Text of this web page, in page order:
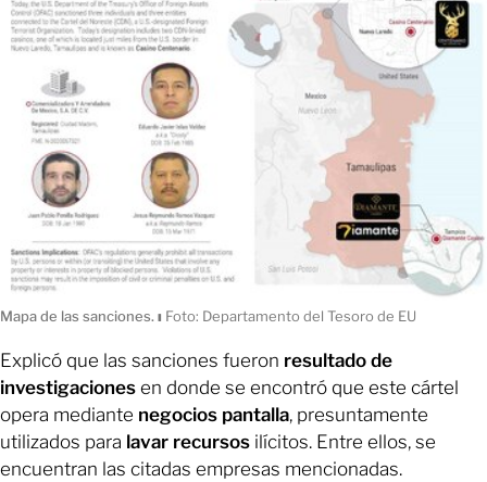
Mapa de las sanciones. ı Foto: Departamento del Tesoro de EU
Explicó que las sanciones fueron resultado de
investigaciones en donde se encontró que este cártel
opera mediante negocios pantalla, presuntamente
utilizados para lavar recursos ilícitos. Entre ellos, se
encuentran las citadas empresas mencionadas.